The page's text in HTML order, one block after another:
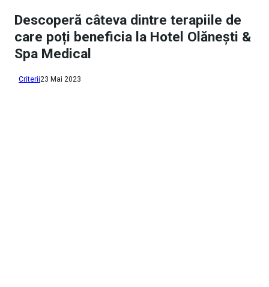
Descoperă câteva dintre terapiile de
care poți beneficia la Hotel Olănești &
Spa Medical
Criterii23 Mai 2023